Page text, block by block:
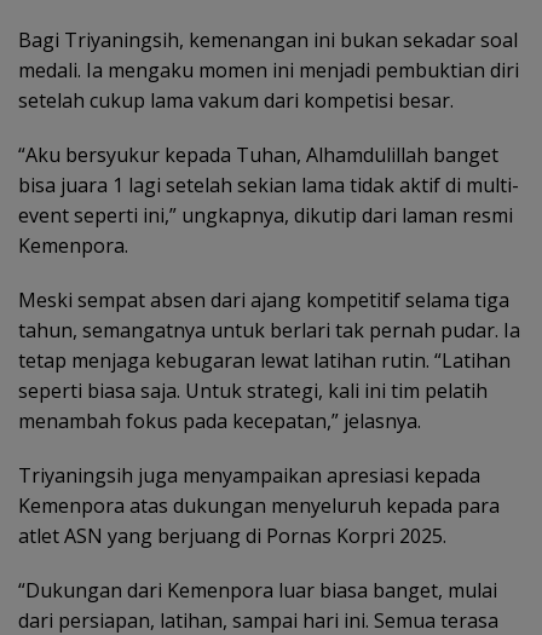
Bagi Triyaningsih, kemenangan ini bukan sekadar soal
medali. Ia mengaku momen ini menjadi pembuktian diri
setelah cukup lama vakum dari kompetisi besar.
“Aku bersyukur kepada Tuhan, Alhamdulillah banget
bisa juara 1 lagi setelah sekian lama tidak aktif di multi-
event seperti ini,” ungkapnya, dikutip dari laman resmi
Kemenpora.
Meski sempat absen dari ajang kompetitif selama tiga
tahun, semangatnya untuk berlari tak pernah pudar. Ia
tetap menjaga kebugaran lewat latihan rutin. “Latihan
seperti biasa saja. Untuk strategi, kali ini tim pelatih
menambah fokus pada kecepatan,” jelasnya.
Triyaningsih juga menyampaikan apresiasi kepada
Kemenpora atas dukungan menyeluruh kepada para
atlet ASN yang berjuang di Pornas Korpri 2025.
“Dukungan dari Kemenpora luar biasa banget, mulai
dari persiapan, latihan, sampai hari ini. Semua terasa